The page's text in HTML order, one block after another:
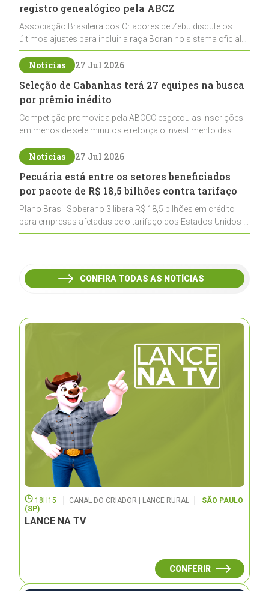
registro genealógico pela ABCZ
Associação Brasileira dos Criadores de Zebu discute os
últimos ajustes para incluir a raça Boran no sistema oficial
de registros, abrindo caminho para sua expansão na
pecuária nacional
Notícias 27 Jul 2026
Seleção de Cabanhas terá 27 equipes na busca
por prêmio inédito
Competição promovida pela ABCCC esgotou as inscrições
em menos de sete minutos e reforça o investimento das
cabanhas na seleção genética de Cavalos Crioulos voltados
ao laço
Notícias 27 Jul 2026
Pecuária está entre os setores beneficiados
por pacote de R$ 18,5 bilhões contra tarifaço
Plano Brasil Soberano 3 libera R$ 18,5 bilhões em crédito
para empresas afetadas pelo tarifaço dos Estados Unidos e
inclui a pecuária entre os setores estratégicos
CONFIRA TODAS AS NOTÍCIAS
18H15 CANAL DO CRIADOR | LANCE RURAL
SÃO PAULO
(SP)
LANCE NA TV
CONFERIR